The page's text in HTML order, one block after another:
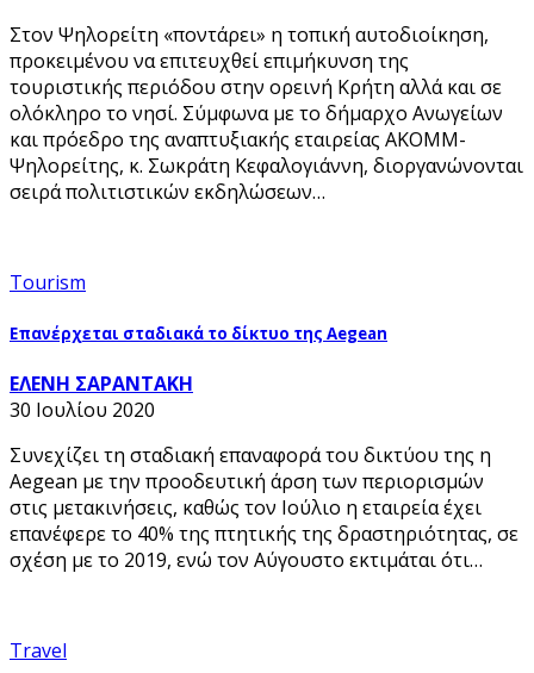
Στον Ψηλορείτη «ποντάρει» η τοπική αυτοδιοίκηση,
προκειμένου να επιτευχθεί επιμήκυνση της
τουριστικής περιόδου στην ορεινή Κρήτη αλλά και σε
ολόκληρο το νησί. Σύμφωνα με το δήμαρχο Ανωγείων
και πρόεδρο της αναπτυξιακής εταιρείας ΑΚΟΜΜ-
Ψηλορείτης, κ. Σωκράτη Κεφαλογιάννη, διοργανώνονται
σειρά πολιτιστικών εκδηλώσεων…
Tourism
Επανέρχεται σταδιακά το δίκτυο της Aegean
ΕΛΕΝΗ ΣΑΡΑΝΤΑΚΗ
30 Ιουλίου 2020
Συνεχίζει τη σταδιακή επαναφορά του δικτύου της η
Aegean με την προοδευτική άρση των περιορισμών
στις μετακινήσεις, καθώς τον Ιούλιο η εταιρεία έχει
επανέφερε το 40% της πτητικής της δραστηριότητας, σε
σχέση με το 2019, ενώ τον Αύγουστο εκτιμάται ότι…
Travel